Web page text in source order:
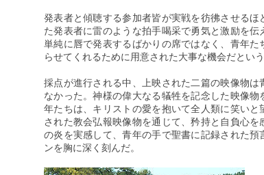
発表者と傾聴する参加者皆が実戦を彷彿させるほ
た発表者に雷のような拍手喝采で勇気と激励を
単純に唇で発表するばかりの席ではなく、青年
らせてくれるために用意された大事な機会だとい
採点が進行される中、上映された二篇の映像物
なかった。神様の偉大なる犠牲を記念した映像
年たちは、キリストの愛を抱いて全人類に笑い
された教会弘報映像物を通じて、矜持と自負心
の炎を実感して、青年の手で聖書に記録された
ンを胸に深く刻んだ。